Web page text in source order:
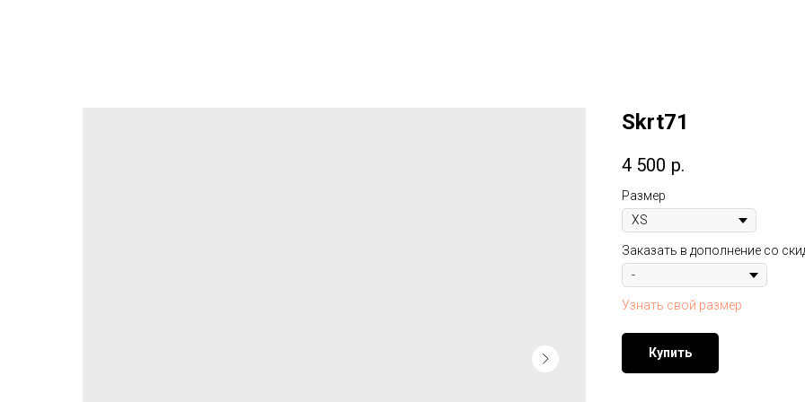
Skrt71
4 500 р.
Размер
Заказать в дополнение со
Узнать свой размер
Купить